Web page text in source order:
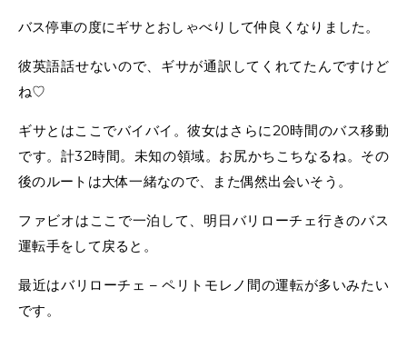
バス停車の度にギサとおしゃべりして仲良くなりました。
彼英語話せないので、ギサが通訳してくれてたんですけど
ね♡
ギサとはここでバイバイ。彼女はさらに20時間のバス移動
です。計32時間。未知の領域。お尻かちこちなるね。その
後のルートは大体一緒なので、また偶然出会いそう。
ファビオはここで一泊して、明日バリローチェ行きのバス
運転手をして戻ると。
最近はバリローチェ – ペリトモレノ間の運転が多いみたい
です。